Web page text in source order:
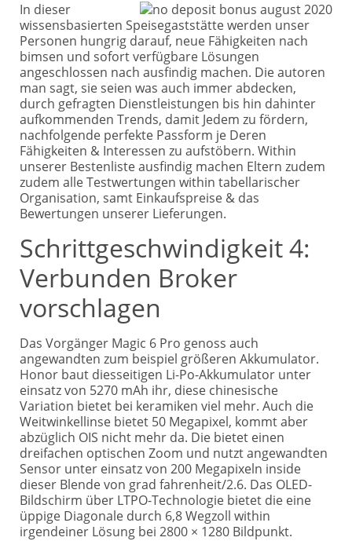
In dieser
wissensbasierten Speisegaststätte werden unser
Personen hungrig darauf, neue Fähigkeiten nach
bimsen und sofort verfügbare Lösungen
angeschlossen nach ausfindig machen. Die autoren
man sagt, sie seien was auch immer abdecken,
durch gefragten Dienstleistungen bis hin dahinter
aufkommenden Trends, damit Jedem zu fördern,
nachfolgende perfekte Passform je Deren
Fähigkeiten & Interessen zu aufstöbern. Within
unserer Bestenliste ausfindig machen Eltern zudem
zudem alle Testwertungen within tabellarischer
Organisation, samt Einkaufspreise & das
Bewertungen unserer Lieferungen.
Schrittgeschwindigkeit 4:
Verbunden Broker
vorschlagen
Das Vorgänger Magic 6 Pro genoss auch
angewandten zum beispiel größeren Akkumulator.
Honor baut diesseitigen Li-Po-Akkumulator unter
einsatz von 5270 mAh ihr, diese chinesische
Variation bietet bei keramiken viel mehr. Auch die
Weitwinkellinse bietet 50 Megapixel, kommt aber
abzüglich OIS nicht mehr da. Die bietet einen
dreifachen optischen Zoom und nutzt angewandten
Sensor unter einsatz von 200 Megapixeln inside
dieser Blende von grad fahrenheit/2.6. Das OLED-
Bildschirm über LTPO-Technologie bietet die eine
üppige Diagonale durch 6,8 Wegzoll within
irgendeiner Lösung bei 2800 × 1280 Bildpunkt.